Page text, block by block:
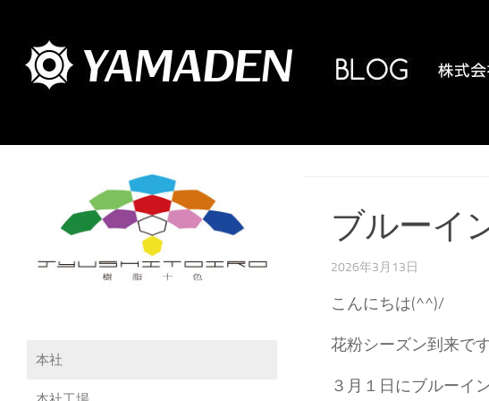
ブルーイ
2026年3月13日
こんにちは(^^)/
花粉シーズン到来です
３月１日にブルーイ
本社